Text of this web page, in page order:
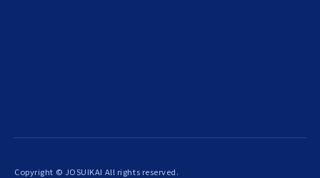
Copyright © JOSUIKAI All rights reserved.